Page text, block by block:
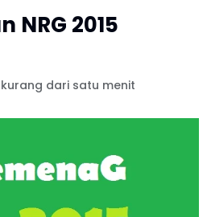
NRG 2015
dari satu menit